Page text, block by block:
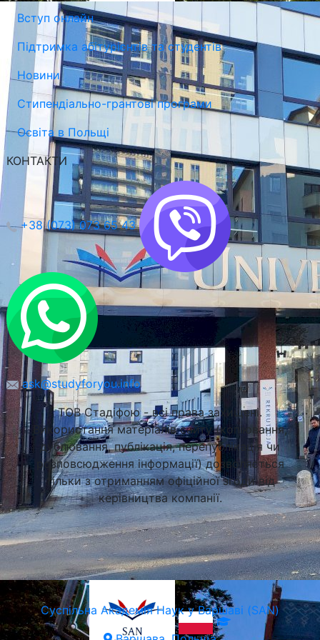
Краківський Економічний Університет (UEK)
Краків, Польща
Суспільна Академія Наук у Варшаві (SAN)
Вступ онлайн
Підтримка абітурієнтів та студентів
Новини
Стипендіально-грантові програми
Освіта в Польщі
КОНТАКТИ
+38 (073) 073 65 43
ask@studyforyou.info
ТОВ Стадіфою - всі права захищені.
Використання матеріалів сайту (копіювання,
дублювання, публікація, перепублікація чи
розповсюдження інформації) дозволяється
тільки з отриманням офіційної згоди від
керівництва компанії.